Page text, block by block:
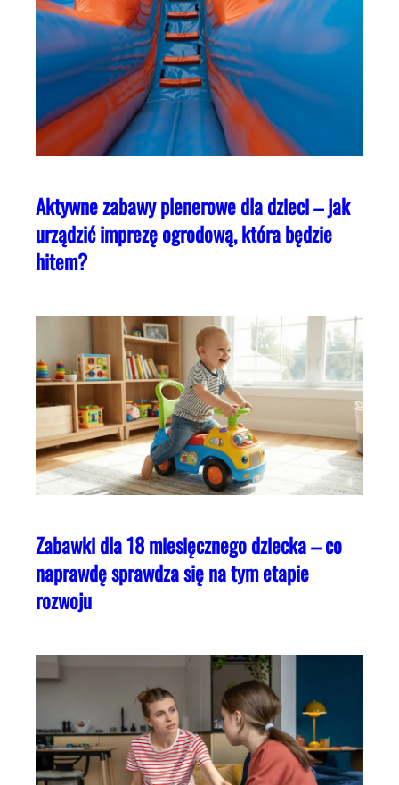
Aktywne zabawy plenerowe dla dzieci – jak
urządzić imprezę ogrodową, która będzie
hitem?
Zabawki dla 18 miesięcznego dziecka – co
naprawdę sprawdza się na tym etapie
rozwoju